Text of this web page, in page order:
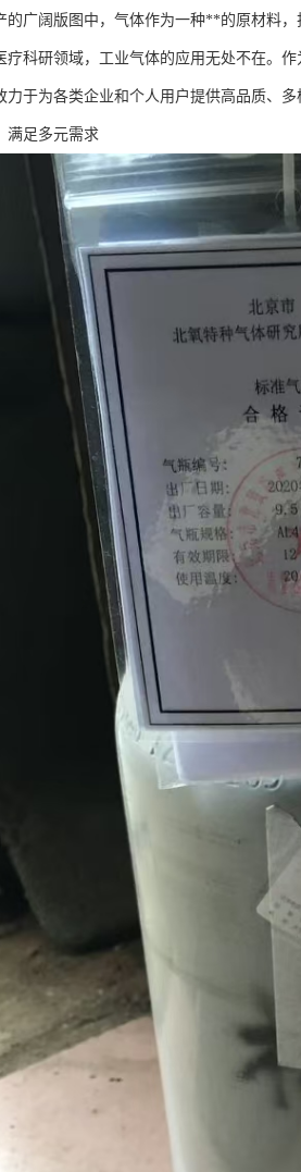
的广阔版图中，气体作为一种**的原材料
疗科研领域，工业气体的应用无处不在。
力于为各类企业和个人用户提供高品质、多
满足多元需求